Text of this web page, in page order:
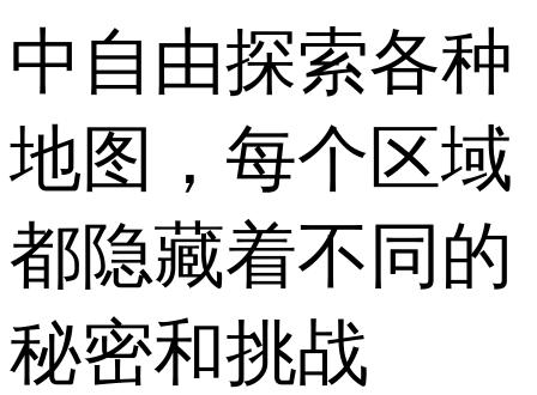
中自由探索各种
地图，每个区域
都隐藏着不同的
秘密和挑战